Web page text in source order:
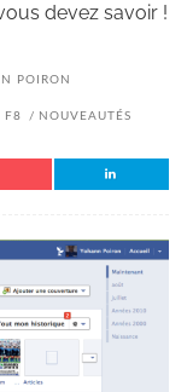
devez savoir !
POIRON
F8
NOUVEAUTÉS